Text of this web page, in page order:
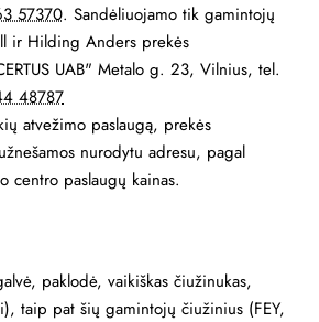
57370. Sandėliuojamo tik gamintojų
ir Hilding Anders prekės
UAB" Metalo g. 23, Vilnius, tel.
48787
atvežimo paslaugą, prekės
nurodytu adresu, pagal
centro paslaugų kainas.
paklodė, vaikiškas čiužinukas,
taip pat šių gamintojų čiužinius (FEY,